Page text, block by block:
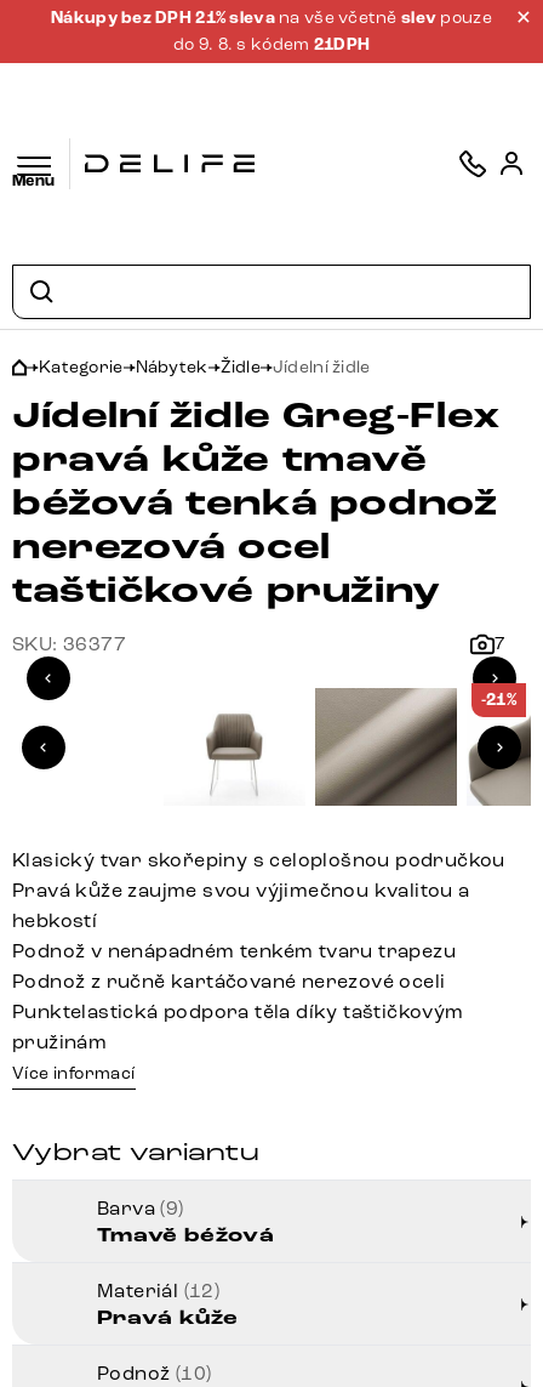
Nákupy bez DPH 21% sleva na vše včetněslev pouze
do 9. 8. s kódem 21DPH
Menu
Kategorie Nábytek Židle Jídelní židle
Jídelní židle Greg-Flex
pravá kůže tmavě
béžová tenká podnož
nerezová ocel
taštičkové pružiny
SKU: 36377 7
-21%
Klasický tvar skořepiny s celoplošnou područkou
Pravá kůže zaujme svou výjimečnou kvalitou a
hebkostí
Podnož v nenápadném tenkém tvaru trapezu
Podnož z ručně kartáčované nerezové oceli
Punktelastická podpora těla díky taštičkovým
pružinám
Více informací
Vybrat variantu
Barva(9)
Tmavě béžová
Materiál (12)
Pravá kůže
Podnož (10)